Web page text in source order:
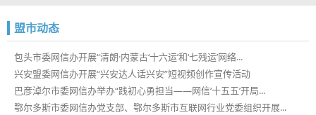
盟市动态
包头市委网信办开展“清朗·内蒙古‘十六运’和‘七残运’网络...
兴安盟委网信办开展“兴安达人话兴安”短视频创作宣传活动
巴彦淖尔市委网信办举办“践初心勇担当——网信‘十五五’开局...
鄂尔多斯市委网信办党支部、鄂尔多斯市互联网行业党委组织开展...